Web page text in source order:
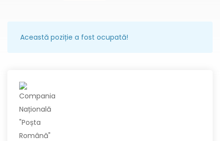
Această poziție a fost ocupată!